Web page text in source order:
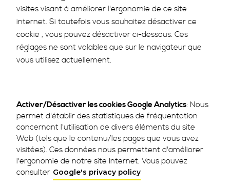
visites visant à améliorer l'ergonomie de ce site
internet. Si toutefois vous souhaitez désactiver ce
cookie , vous pouvez désactiver ci-dessous. Ces
réglages ne sont valables que sur le navigateur que
vous utilisez actuellement.
Activer/Désactiver les cookies Google Analytics: Nous
permet d'établir des statistiques de fréquentation
concernant l'utilisation de divers éléments du site
Web (tels que le contenu/les pages que vous avez
visitées). Ces données nous permettent d'améliorer
l'ergonomie de notre site Internet. Vous pouvez
consulter Google's privacy policy